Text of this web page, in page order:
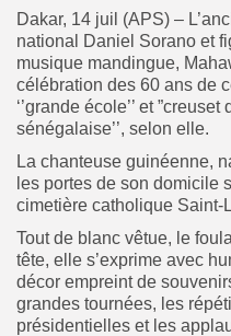
Search
for:
Dakar, 14 juil (APS) –
national Daniel Sorano et
musique mandingue,
célébration des 60 ans de
‘’grande école’’ et
sénégalaise’’, selon elle.
La chanteuse guinéenne,
les portes de son domicile
cimetière catholique Saint-
Tout de blanc vêtue, le
tête, elle s’exprime avec
décor empreint de
grandes tournées, les
présidentielles et les